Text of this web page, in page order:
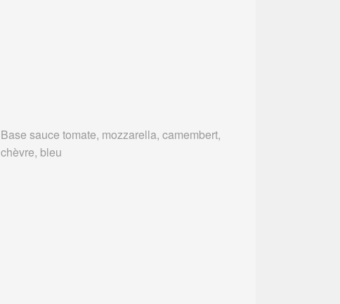
Base sauce tomate, mozzarella, camembert,
chèvre, bleu